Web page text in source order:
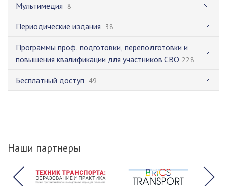
Мультимедия 8
Периодические издания 38
Программы проф. подготовки, переподготовки и
повышения квалификации для участников СВО 228
Бесплатный доступ 49
Наши партнеры